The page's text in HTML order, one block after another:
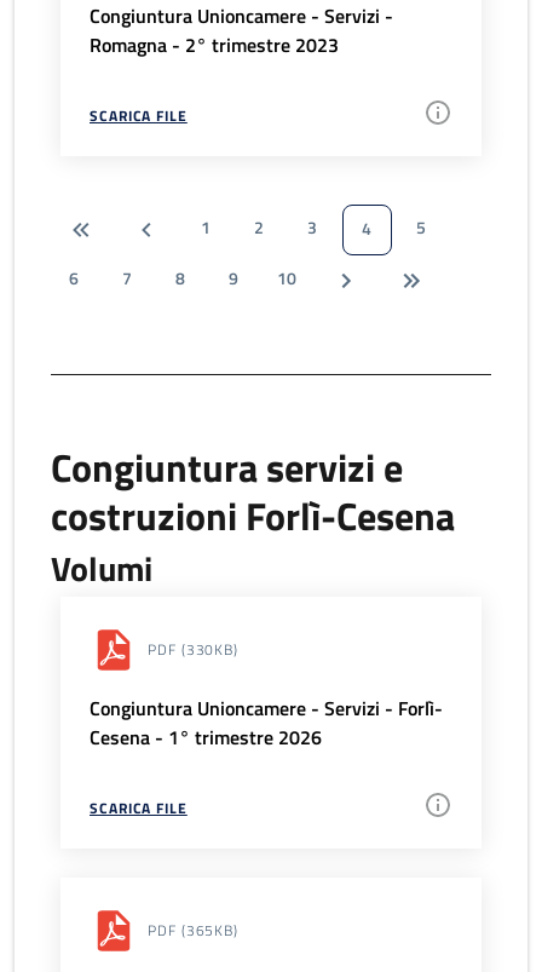
Congiuntura Unioncamere - Servizi -
Romagna - 2° trimestre 2023
SCARICA FILE
1 2 3 4
5
6
7 8 9 10
Congiuntura servizi e
costruzioni Forlì-Cesena
Volumi
PDF (330KB)
Congiuntura Unioncamere - Servizi - Forlì-
Cesena - 1° trimestre 2026
SCARICA FILE
PDF (365KB)